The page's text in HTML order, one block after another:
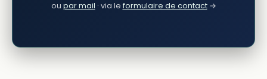
ou par mail · via le formulaire de contact→